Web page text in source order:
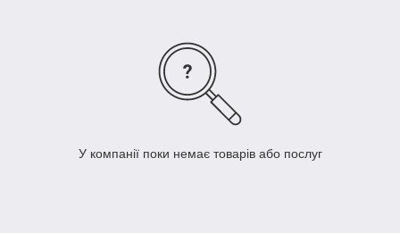
У компанії поки немає товарів або послуг